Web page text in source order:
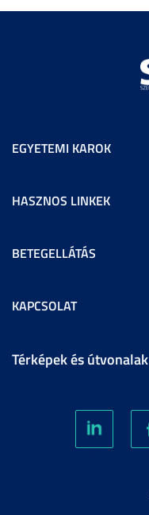
EGYETEMI KAROK
HASZNOS LINKEK
BETEGELLÁTÁS
KAPCSOLAT
Térképek és útvonalak